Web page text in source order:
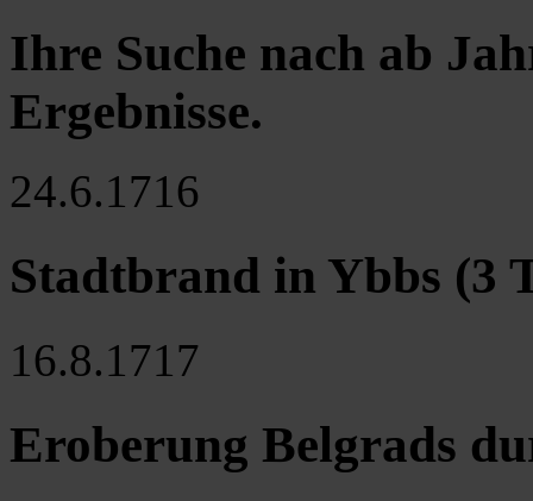
Ihre Suche nach ab
Ergebnisse.
24.6.1716
Stadtbrand in Ybbs (3
16.8.1717
Eroberung Belgrads